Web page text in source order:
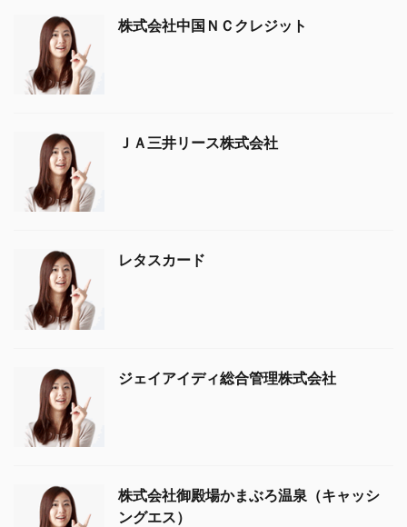
株式会社中国ＮＣクレジット
ＪＡ三井リース株式会社
レタスカード
ジェイアイディ総合管理株式会社
株式会社御殿場かまぶろ温泉（キャッシ
ングエス）